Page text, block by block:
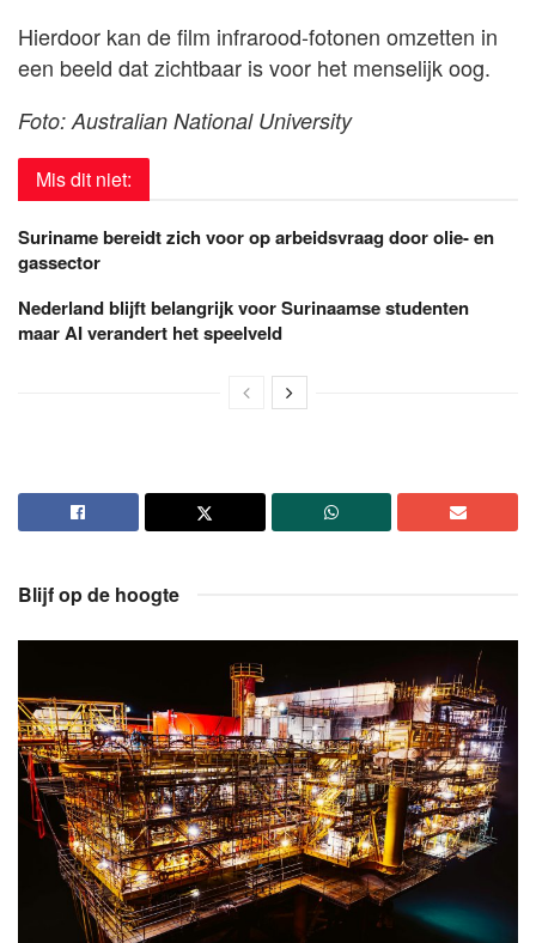
Hierdoor kan de film infrarood-fotonen omzetten in
een beeld dat zichtbaar is voor het menselijk oog.
Foto: Australian National University
Mis dit niet:
Suriname bereidt zich voor op arbeidsvraag door olie- en
gassector
Nederland blijft belangrijk voor Surinaamse studenten
maar AI verandert het speelveld
Blijf op de hoogte